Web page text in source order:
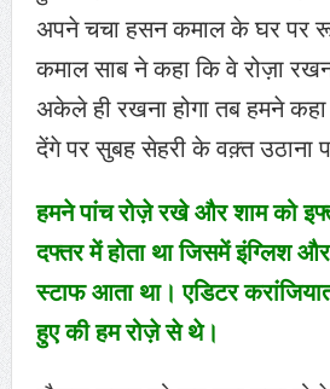
अपने चचा हसन कमाल के घर पर
कमाल साब ने कहा कि वे रोज़ा
अकेले ही रखना होगा तब हमने
देंगे पर सुबह सेहरी के वक़्त उठाना
हमने पांच रोज़े रखे और शाम को
दफ्तर में होता था जिसमें इंग्लिश और
स्टाफ आता था। एडिटर
हुए की हम रोज़े से थे।